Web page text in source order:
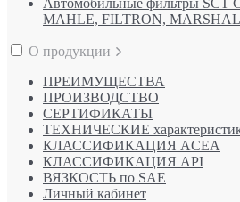
MAHLE, FILTRON,
О продукции
ПРЕИМУЩЕСТВА
ПРОИЗВОДСТВО
СЕРТИФИКАТЫ
ТЕХНИЧЕСКИЕ
КЛАССИФИКАЦИЯ ACEA
КЛАССИФИКАЦИЯ API
ВЯЗКОСТЬ по SAE
Личный кабинет